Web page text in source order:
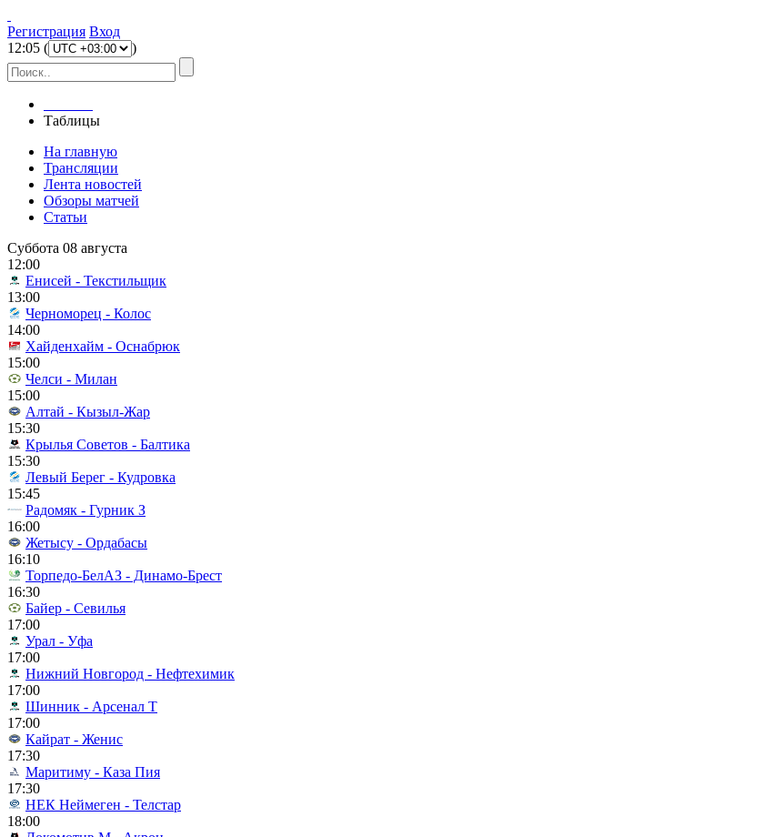
Регистрация Вход
12:05 ( )
Таблицы
На главную
Трансляции
Лента новостей
Обзоры матчей
Статьи
Суббота 08 августа
12:00
Енисей - Текстильщик
13:00
Черноморец - Колос
14:00
Хайденхайм - Оснабрюк
15:00
Челси - Милан
15:00
Алтай - Кызыл-Жар
15:30
Крылья Советов - Балтика
15:30
Левый Берег - Кудровка
15:45
Радомяк - Гурник З
16:00
Жетысу - Ордабасы
16:10
Торпедо-БелАЗ - Динамо-Брест
16:30
Байер - Севилья
17:00
Урал - Уфа
17:00
Нижний Новгород - Нефтехимик
17:00
Шинник - Арсенал Т
17:00
Кайрат - Женис
17:30
Маритиму - Каза Пия
17:30
НЕК Неймеген - Телстар
18:00